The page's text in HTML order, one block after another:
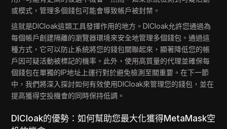
或模式，管理多個錢包可能會導致帳戶被封禁。
這就是DICloak這類工具發揮作用的地方。DICloak允許您通過為
每個帳戶創建隔離的瀏覽器環境來安全地管理多個錢包。通過這
種方式，它可以防止系統將您的錢包關聯起來，顯著降低您的帳
戶因可疑活動被標記的機率。此外，使用高質量的代理並確保每
個錢包在單獨的IP地址上運行對於避免檢測至關重要。在下一節
中，我們將深入探討如何有效使用DICloak來管理您的錢包，並在
提高獲得空投機會的同時保持低調。
DICloak的優勢：如何幫助您最大化獲得MetaMask空